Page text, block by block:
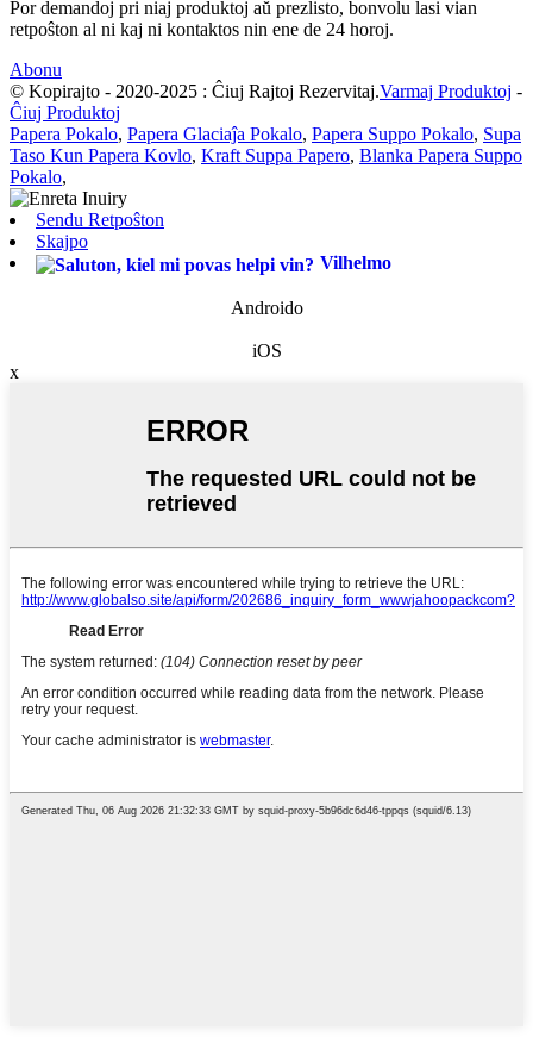
Por demandoj pri niaj produktoj aŭ prezlisto, bonvolu lasi vian
retpoŝton al ni kaj ni kontaktos nin ene de 24 horoj.
Abonu
© Kopirajto - 2020-2025 : Ĉiuj Rajtoj Rezervitaj.Varmaj Produktoj -
Ĉiuj Produktoj
Papera Pokalo, Papera Glaciaĵa Pokalo, Papera Suppo Pokalo, Supa
Taso Kun Papera Kovlo, Kraft Suppa Papero, Blanka Papera Suppo
Pokalo,
Sendu Retpoŝton
Skajpo
Vilhelmo
Androido
iOS
x